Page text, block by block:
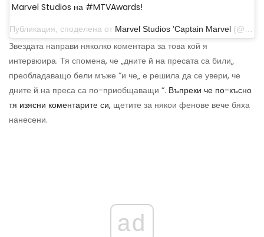
Marvel Studios на #MTVAwards!
Публикация, споделена от Marvel Studios ’Captain Marvel (@captainmarvelofficial) на 17 юни 2019 г. в 22:59 ч. PDT
Звездата направи няколко коментара за това кой я
интервюира. Тя спомена, че „дните й на пресата са били„
преобладаващо бели мъже “и че„ е решила да се увери, че
дните й на преса са по-приобщаващи “. Въпреки че по-късно
тя изясни коментарите си, щетите за някои фенове вече бяха
нанесени.
ad